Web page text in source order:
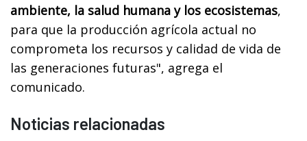
ambiente, la salud humana y los ecosistemas,
para que la producción agrícola actual no
comprometa los recursos y calidad de vida de
las generaciones futuras", agrega el
comunicado.
Noticias relacionadas